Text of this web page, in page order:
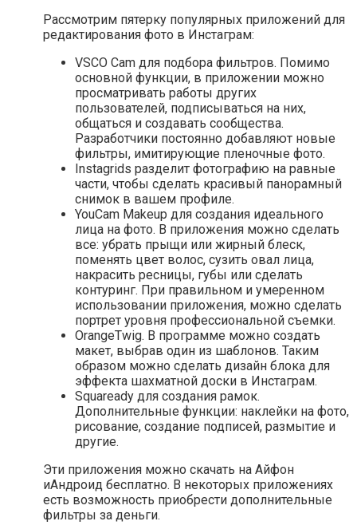
Рассмотрим пятерку популярных приложений для
редактирования фото в Инстаграм:
VSCO Cam для подбора фильтров. Помимо
основной функции, в приложении можно
просматривать работы других
пользователей, подписываться на них,
общаться и создавать сообщества.
Разработчики постоянно добавляют новые
фильтры, имитирующие пленочные фото.
Instagrids разделит фотографию на равные
части, чтобы сделать красивый панорамный
снимок в вашем профиле.
YouCam Makeup для создания идеального
лица на фото. В приложения можно сделать
все: убрать прыщи или жирный блеск,
поменять цвет волос, сузить овал лица,
накрасить ресницы, губы или сделать
контуринг. При правильном и умеренном
использовании приложения, можно сделать
портрет уровня профессиональной съемки.
OrangeTwig. В программе можно создать
макет, выбрав один из шаблонов. Таким
образом можно сделать дизайн блока для
эффекта шахматной доски в Инстаграм.
Squaready для создания рамок.
Дополнительные функции: наклейки на фото,
рисование, создание подписей, размытие и
другие.
Эти приложения можно скачать на Айфон
иАндроид бесплатно. В некоторых приложениях
есть возможность приобрести дополнительные
фильтры за деньги.